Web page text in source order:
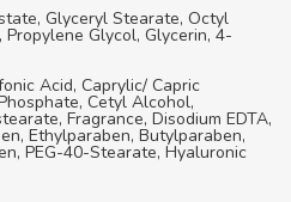
Glyceryl Stearate, Octyl
Glycol, Glycerin, 4-
Acid, Caprylic/ Capric
Cetyl Alcohol,
Fragrance, Disodium EDTA,
Ethylparaben, Butylparaben,
PEG-40-Stearate, Hyaluronic